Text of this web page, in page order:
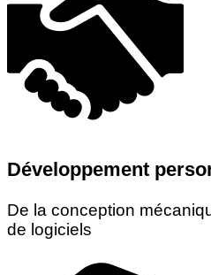
Développement
De la conception
de logiciels